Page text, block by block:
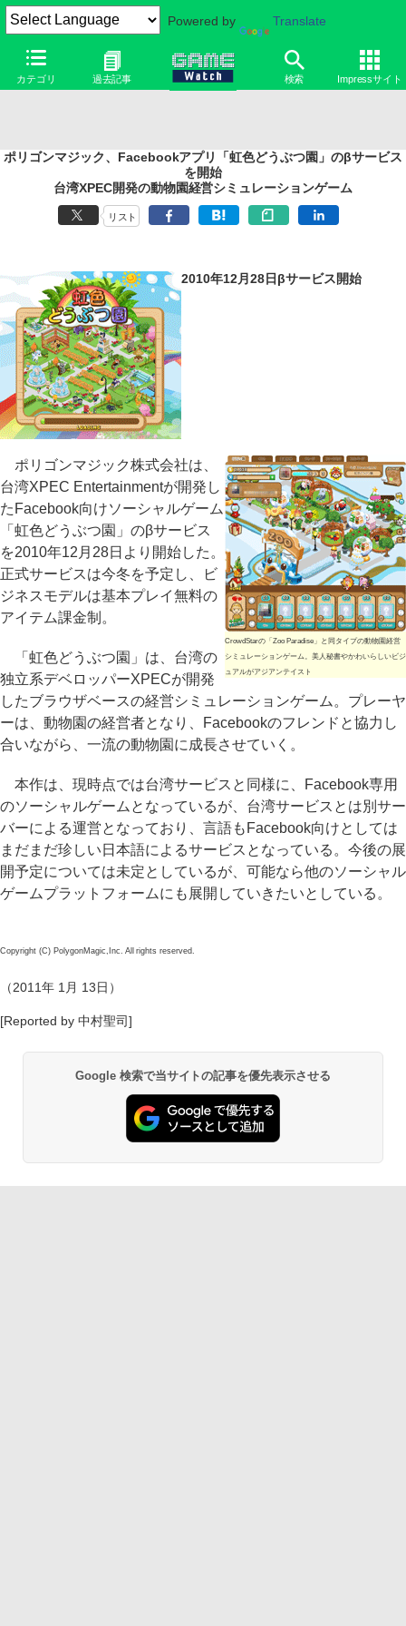
Powered by Translate
カテゴリ 過去記事 検索 Impressサイト
ポリゴンマジック、Facebookアプリ「虹色どうぶつ園」のβサービス
を開始
台湾XPEC開発の動物園経営シミュレーションゲーム
リスト
2010年12月28日βサービス開始
CrowdStarの「Zoo Paradise」と同タイプの動物園経営
シミュレーションゲーム。美人秘書やかわいらしいビジ
ュアルがアジアンテイスト
ポリゴンマジック株式会社は、
台湾XPEC Entertainmentが開発し
たFacebook向けソーシャルゲーム
「虹色どうぶつ園」のβサービス
を2010年12月28日より開始した。
正式サービスは今冬を予定し、ビ
ジネスモデルは基本プレイ無料の
アイテム課金制。
「虹色どうぶつ園」は、台湾の
独立系デベロッパーXPECが開発
したブラウザベースの経営シミュレーションゲーム。プレーヤ
ーは、動物園の経営者となり、Facebookのフレンドと協力し
合いながら、一流の動物園に成長させていく。
本作は、現時点では台湾サービスと同様に、Facebook専用
のソーシャルゲームとなっているが、台湾サービスとは別サー
バーによる運営となっており、言語もFacebook向けとしては
まだまだ珍しい日本語によるサービスとなっている。今後の展
開予定については未定としているが、可能なら他のソーシャル
ゲームプラットフォームにも展開していきたいとしている。
Copyright (C) PolygonMagic,Inc. All rights reserved.
（2011年 1月 13日）
[Reported by 中村聖司]
Google 検索で当サイトの記事を優先表示させる